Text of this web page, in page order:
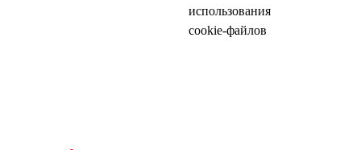
использования
cookie-файлов